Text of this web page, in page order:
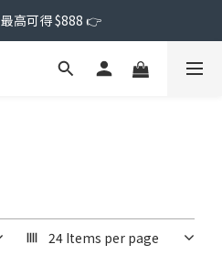
高可得 $888 👉
24 Items per page